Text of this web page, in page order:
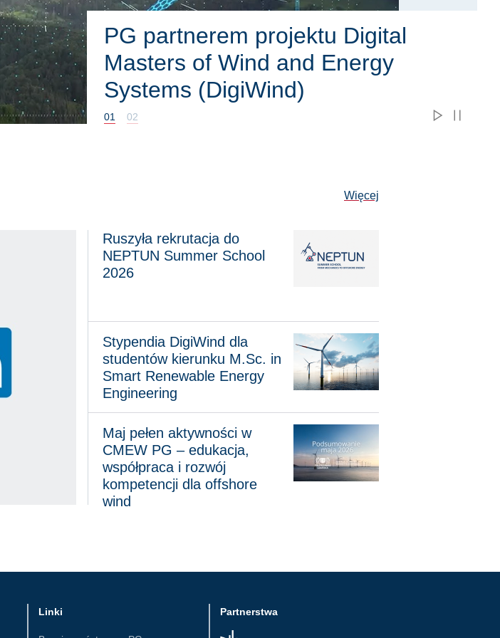
HybridWind – transformacja
energetyczna w UE
01 02
Więcej
Ruszyła rekrutacja do NEPTUN Summer School 2026
Ruszyła rekrutacja do
NEPTUN Summer School
2026
Stypendia DigiWind dla
studentów kierunku M.Sc. in
Smart Renewable Energy
Engineering
Maj pełen aktywności w
CMEW PG – edukacja,
współpraca i rozwój
kompetencji dla offshore
wind
Partnerstwa
Linki